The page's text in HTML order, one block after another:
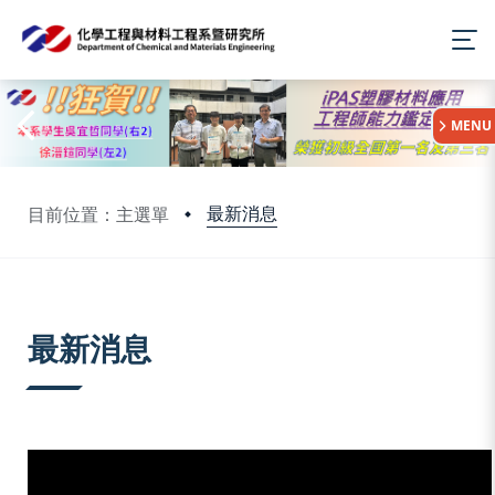
目前位置：主選單 最新消息
:::
MENU
最新消息